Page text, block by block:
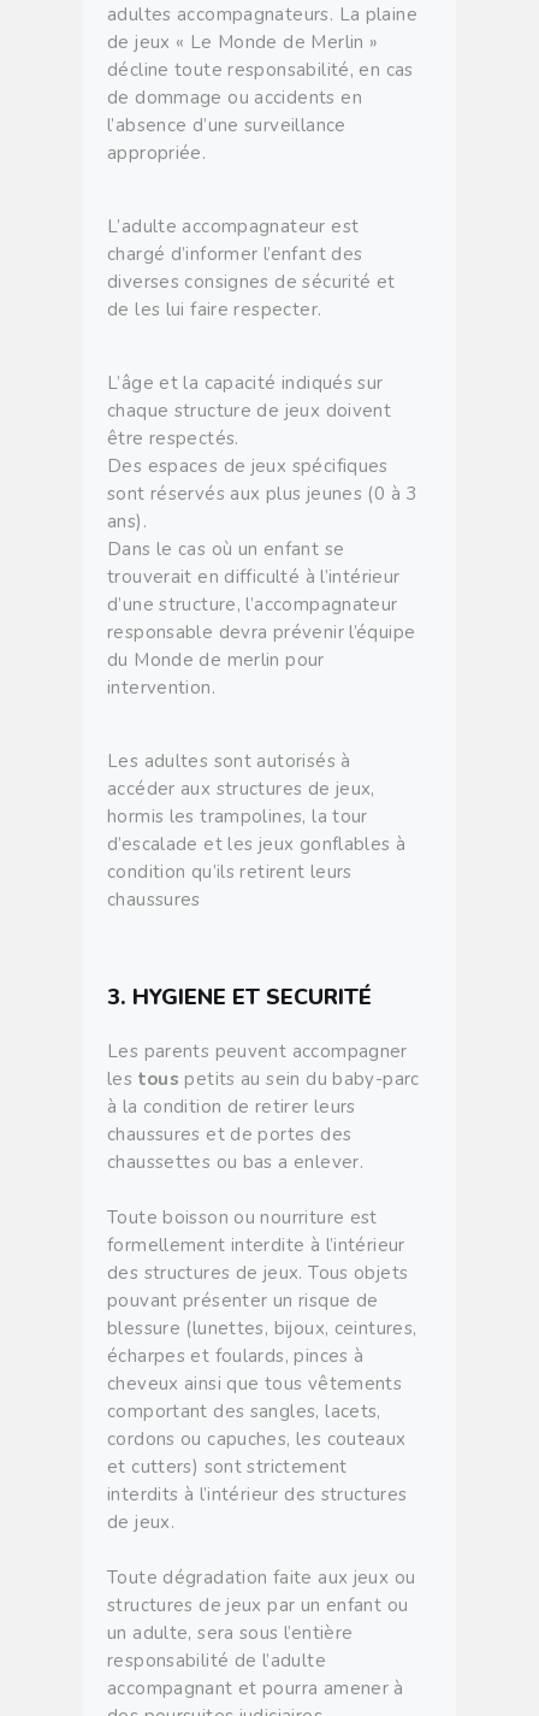
adultes accompagnateurs. La plaine
de jeux « Le Monde de Merlin »
décline toute responsabilité, en cas
de dommage ou accidents en
l’absence d’une surveillance
appropriée.
L’adulte accompagnateur est
chargé d’informer l’enfant des
diverses consignes de sécurité et
de les lui faire respecter.
L’âge et la capacité indiqués sur
chaque structure de jeux doivent
être respectés.
Des espaces de jeux spécifiques
sont réservés aux plus jeunes (0 à 3
ans).
Dans le cas où un enfant se
trouverait en difficulté à l’intérieur
d’une structure, l’accompagnateur
responsable devra prévenir l’équipe
du Monde de merlin pour
intervention.
Les adultes sont autorisés à
accéder aux structures de jeux,
hormis les trampolines, la tour
d’escalade et les jeux gonflables à
condition qu’ils retirent leurs
chaussures
3. HYGIENE ET SECURITÉ
Les parents peuvent accompagner
les tous petits au sein du baby-parc
à la condition de retirer leurs
chaussures et de portes des
chaussettes ou bas a enlever.
Toute boisson ou nourriture est
formellement interdite à l’intérieur
des structures de jeux. Tous objets
pouvant présenter un risque de
blessure (lunettes, bijoux, ceintures,
écharpes et foulards, pinces à
cheveux ainsi que tous vêtements
comportant des sangles, lacets,
cordons ou capuches, les couteaux
et cutters) sont strictement
interdits à l’intérieur des structures
de jeux.
Toute dégradation faite aux jeux ou
structures de jeux par un enfant ou
un adulte, sera sous l’entière
responsabilité de l’adulte
accompagnant et pourra amener à